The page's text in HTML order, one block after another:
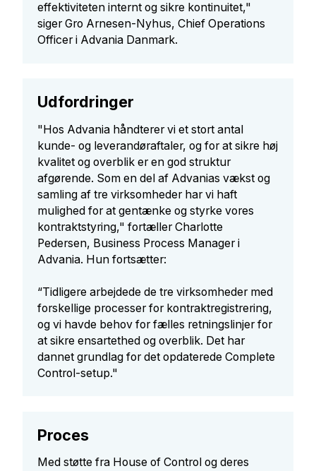
effektiviteten internt og sikre kontinuitet,"
siger Gro Arnesen-Nyhus, Chief Operations
Officer i Advania Danmark.
Udfordringer
"Hos Advania håndterer vi et stort antal
kunde- og leverandøraftaler, og for at sikre høj
kvalitet og overblik er en god struktur
afgørende. Som en del af Advanias vækst og
samling af tre virksomheder har vi haft
mulighed for at gentænke og styrke vores
kontraktstyring," fortæller Charlotte
Pedersen, Business Process Manager i
Advania. Hun fortsætter:
“Tidligere arbejdede de tre virksomheder med
forskellige processer for kontraktregistrering,
og vi havde behov for fælles retningslinjer for
at sikre ensartethed og overblik. Det har
dannet grundlag for det opdaterede Complete
Control-setup."
Proces
Med støtte fra House of Control og deres